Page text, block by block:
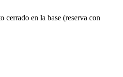
cerrado en la base (reserva con